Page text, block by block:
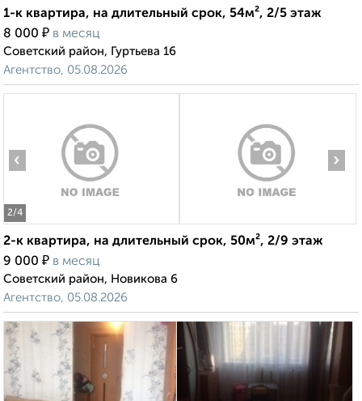
1-к квартира, на длительный срок, 54м², 2/5 этаж
8 000 ₽ в месяц
Советский район, Гуртьева 16
Агентство, 05.08.2026
2/4
‹ ›
2-к квартира, на длительный срок, 50м², 2/9 этаж
9 000 ₽ в месяц
Советский район, Новикова 6
Агентство, 05.08.2026